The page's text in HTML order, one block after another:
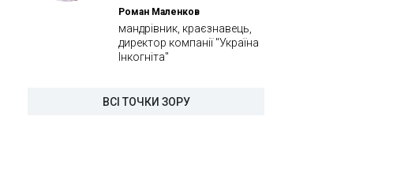
Роман Маленков
мандрівник, краєзнавець,
директор компанії "Україна
Інкогніта"
ВСІ ТОЧКИ ЗОРУ